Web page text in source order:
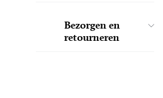
Bezorgen en
retourneren